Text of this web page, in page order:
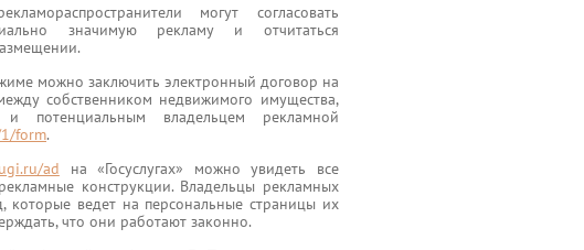
могут согласовать
значимую рекламу и отчитаться
можно заключить электронный договор на
собственником недвижимого имущества,
и потенциальным владельцем рекламной
form.
ad на «Госуслугах» можно увидеть все
конструкции. Владельцы рекламных
которые ведет на персональные страницы их
что они работают законно.